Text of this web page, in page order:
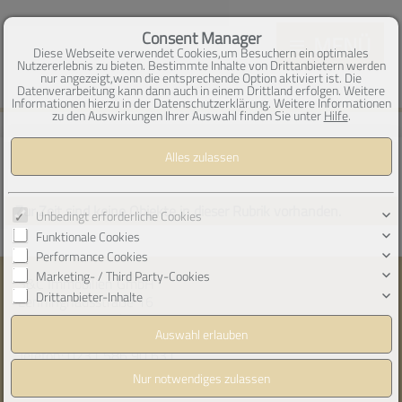
KjK_gGPjlo_dd6Mos3bXeyKCGXKW2NoIGuUmc
MENÜ
Gewerbe-Immobilien
Zur Zeit sind keine Objekte in dieser Rubrik vorhanden.
S&C Immobilien GmbH
Lenninghausstraße 16
44269 Dortmund
Telefon:0231 586 90 631
info@s-c-immobilien.de
Consent Manager
Diese Webseite verwendet Cookies,um Besuchern ein optimales
Nutzererlebnis zu bieten. Bestimmte Inhalte von Drittanbietern werden
nur angezeigt,wenn die entsprechende Option aktiviert ist. Die
Datenverarbeitung kann dann auch in einem Drittland erfolgen. Weitere
Informationen hierzu in der Datenschutzerklärung. Weitere Informationen
zu den Auswirkungen Ihrer Auswahl finden Sie unterHilfe.
Unbedingt erforderliche Cookies
Funktionale Cookies
Performance Cookies
Marketing- / Third Party-Cookies
Drittanbieter-Inhalte